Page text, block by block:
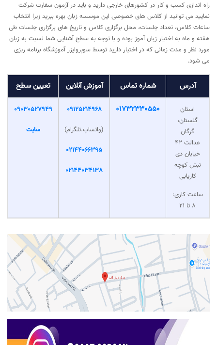
راه اندازی کسب و کار در کشورهای خارجی دارید و باید در آزمون سفارت شرکت
نمایید می توانید از کلاس های خصوصی این موسسه زبان بهره ببرید زیرا انتخاب
ساعات کلاس، تعداد جلسات، محل برگزاری کلاس و تاریخ های برگزاری جلسات طی
هفته و ماه به اختیار زبان آموز بوده و با توجه به سطح آشنایی شما نسبت به زبان
مورد نظر و مدت زمانی که در اختیار دارید توسط سوپروایزر آموزشگاه برنامه ریزی
می شود.
آدرس شماره تماس آموزش آنلاین تعیین سطح
استان
گلستان،
گرگان
عدالت 42
خیابان دی
نبش کوچه
کاریابی
ساعت کاری:
8 تا 21
01732330550
09125214968
(واتساپ.تلگرام)
02144066395
02144034138
09030527949
سایت